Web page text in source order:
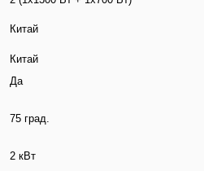
Китай
Китай
Да
75 град.
2 кВт